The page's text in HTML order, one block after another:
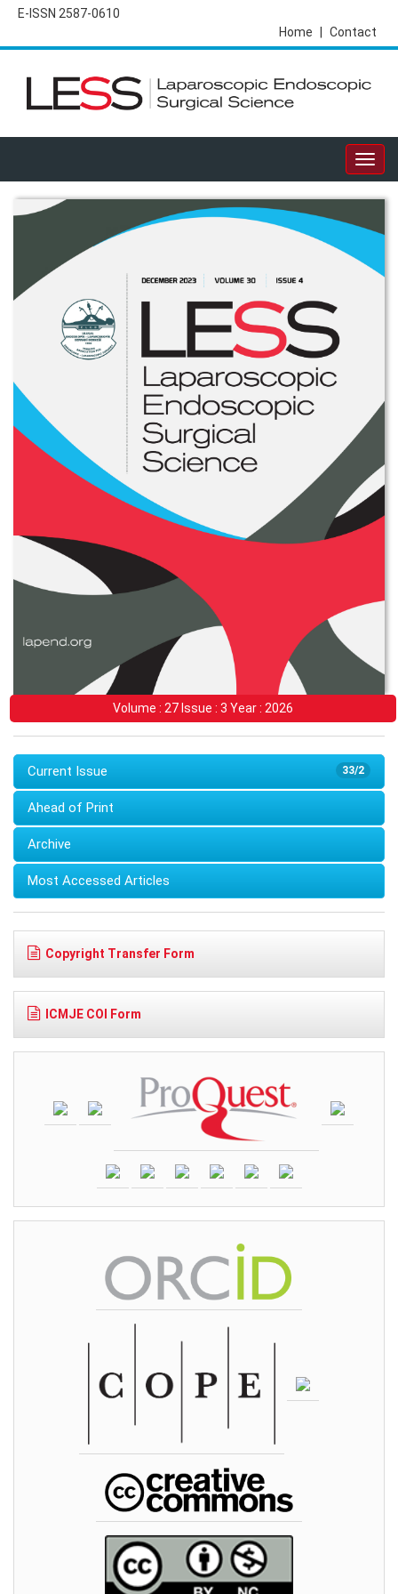
E-ISSN 2587-0610
Contact
Home
Volume : 27 Issue : 3 Year : 2026
33/2
Current Issue
Ahead of Print
Archive
Most Accessed Articles
Copyright Transfer Form
ICMJE COI Form